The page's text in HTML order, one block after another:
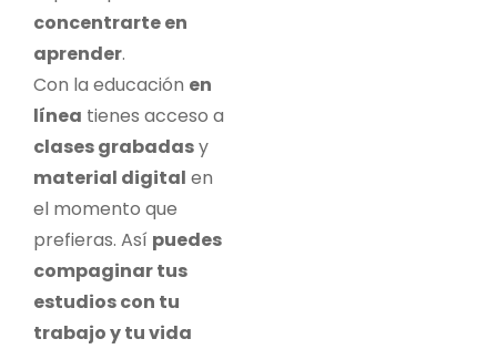
concentrarte en
aprender.
Con la educación en
línea tienes acceso a
clases grabadasy
material digital en
el momento que
prefieras. Así puedes
compaginar tus
estudios con tu
trabajo y tu vida